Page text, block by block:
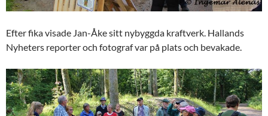
Efter fika visade Jan-Åke sitt nybyggda kraftverk. Hallands
Nyheters reporter och fotograf var på plats och bevakade.